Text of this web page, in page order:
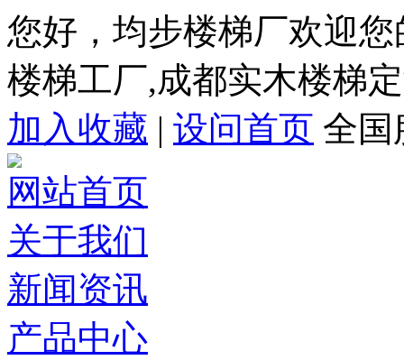
您好，均步楼梯厂欢迎
楼梯工厂,成都实木楼梯
加入收藏 | 设问首页 全国
网站首页
关于我们
新闻资讯
产品中心